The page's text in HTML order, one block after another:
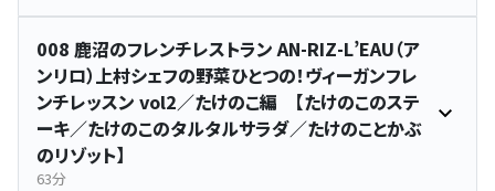
008 鹿沼のフレンチレストラン AN-RIZ-L’EAU（ア
ンリロ）上村シェフの野菜ひとつの！ヴィーガンフレ
ンチレッスン vol2／たけのこ編 【たけのこのステ
ーキ／たけのこのタルタルサラダ／たけのことかぶ
のリゾット】
63分